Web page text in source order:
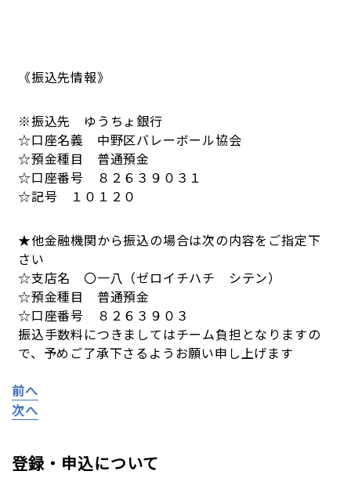
《振込先情報》
※振込先 ゆうちょ銀行
☆口座名義 中野区バレーボール協会
☆預金種目 普通預金
☆口座番号 ８２６３９０３１
☆記号 １０１２０
★他金融機関から振込の場合は次の内容をご指定下
さい
☆支店名 〇一八（ゼロイチハチ シテン）
☆預金種目 普通預金
☆口座番号 ８２６３９０３
振込手数料につきましてはチーム負担となりますの
で、予めご了承下さるようお願い申し上げます
前へ
次へ
登録・申込について